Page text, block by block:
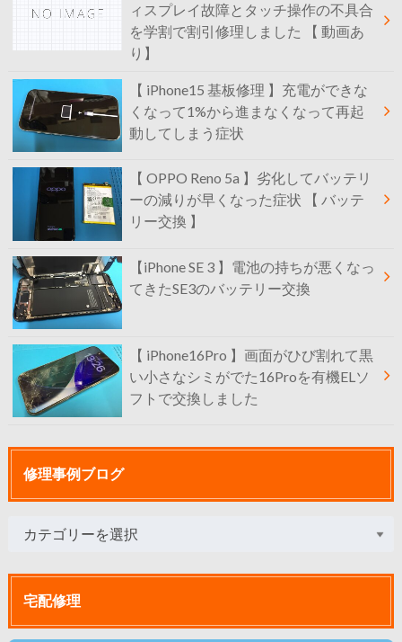
ィスプレイ故障とタッチ操作の不具合
を学割で割引修理しました 【 動画あ
り】
【 iPhone15 基板修理 】充電ができな
くなって1%から進まなくなって再起
動してしまう症状
【 OPPO Reno 5a 】劣化してバッテリ
ーの減りが早くなった症状 【 バッテ
リー交換 】
【iPhone SE 3 】電池の持ちが悪くなっ
てきたSE3のバッテリー交換
【 iPhone16Pro 】画面がひび割れて黒
い小さなシミがでた16Proを有機ELソ
フトで交換しました
修理事例ブログ
宅配修理